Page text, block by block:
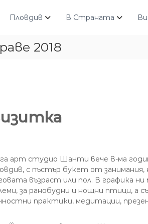
Пловдив В Страната
2018
арт студио Шанти вече 8-ма
с пъстър букет от
възраст или пол. В графика
за ранобудни и нощни птици, а
практики, медитации,